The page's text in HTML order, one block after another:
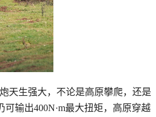
天生强大，不论是高原攀爬，还是
输出400N·m最大扭矩，高原穿越